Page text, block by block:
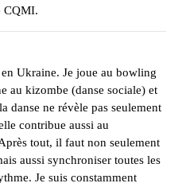
CQMI.
Ukraine. Je joue au bowling
au kizombe (danse sociale) et
danse ne révèle pas seulement
contribue aussi au
tout, il faut non seulement
aussi synchroniser toutes les
Je suis constamment